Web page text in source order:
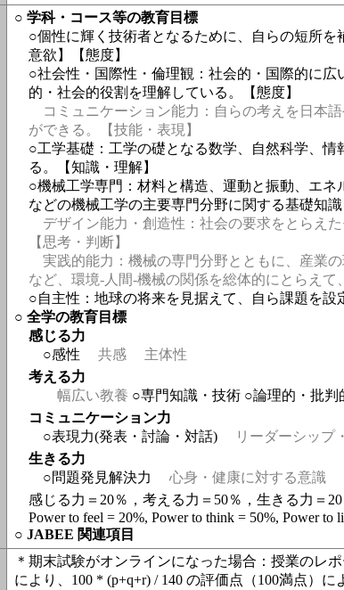
○ 学科・コース等の教育目標
○個性に輝く技術者となるために、自らの短所
意欲】【態度】
○社会性・国際性・倫理観：社会的・国際的に
的・社会的役割を理解している。【態度】
コミュニケーション能力：自らの考えを日本
ができる。【技能・表現】
○工学基礎：工学の礎となる数学、自然科学、
る。【知識・理解】
○機械工学専門：材料と構造、運動と振動、エ
などの機械工学の主要専門分野に関する基礎知
デザイン能力・創造性：社会の要求をとらえ
【思考・判断】
実践的能力：機械の専門分野とともに、産業
など、環境-人間-機械の関係を総体的にとらえて
○自主性：地球の将来を見据えて、自ら課題を設
○ 全学の教育目標
感じる力
○感性
共感
主体性
考える力
幅広い教養 ○専門知識・技術 ○論理的・批判
コミュニケーション力
○表現力(発表・討論・対話)
リーダーシップ
生きる力
○問題発見解決力
心身・健康に対する意識
感じる力＝20％，考える力＝50％，生きる力＝
Power to feel = 20%, Power to think = 50%, Power to
○ JABEE 関連項目
＊期末試験がオンラインになった場合：授業のレ
により、100 * (p+q+r) / 140 の評価点（100満点）に